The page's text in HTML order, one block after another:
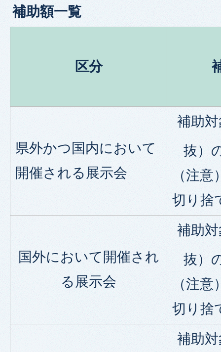
補助額一覧
区分
県外かつ国内において
開催される展示会
補助
抜）
（注
切り捨
国外において開催され
る展示会
補助
抜）
（注
切り捨
補助